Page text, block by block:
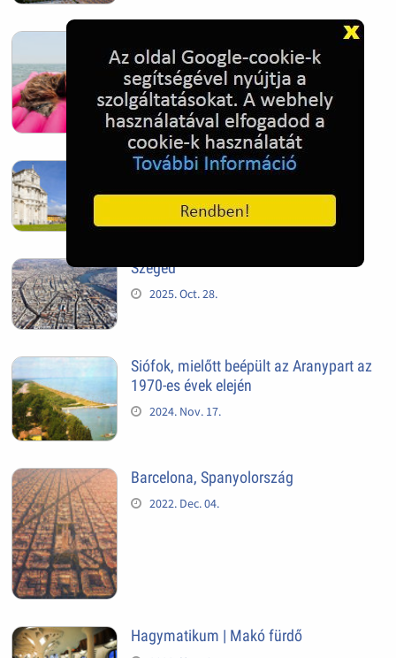
Tengeri kutya - Jesolo, Olaszország
2025. Oct. 28.
Pisai ferde torony
2025. Oct. 28.
Szeged
2025. Oct. 28.
Siófok, mielőtt beépült az Aranypart az
1970-es évek elején
2024. Nov. 17.
Barcelona, Spanyolország
2022. Dec. 04.
Hagymatikum | Makó fürdő